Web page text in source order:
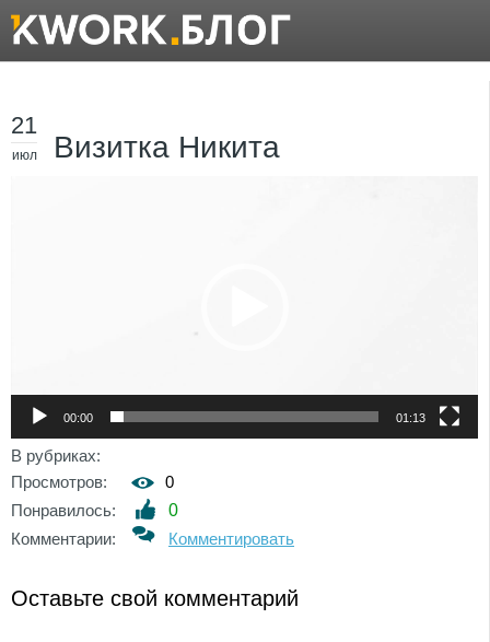
21
июл Визитка Никита
00:00 01:13
В рубриках:
Просмотров:
0
Понравилось:
0
Комментарии:
Комментировать
Оставьте свой комментарий